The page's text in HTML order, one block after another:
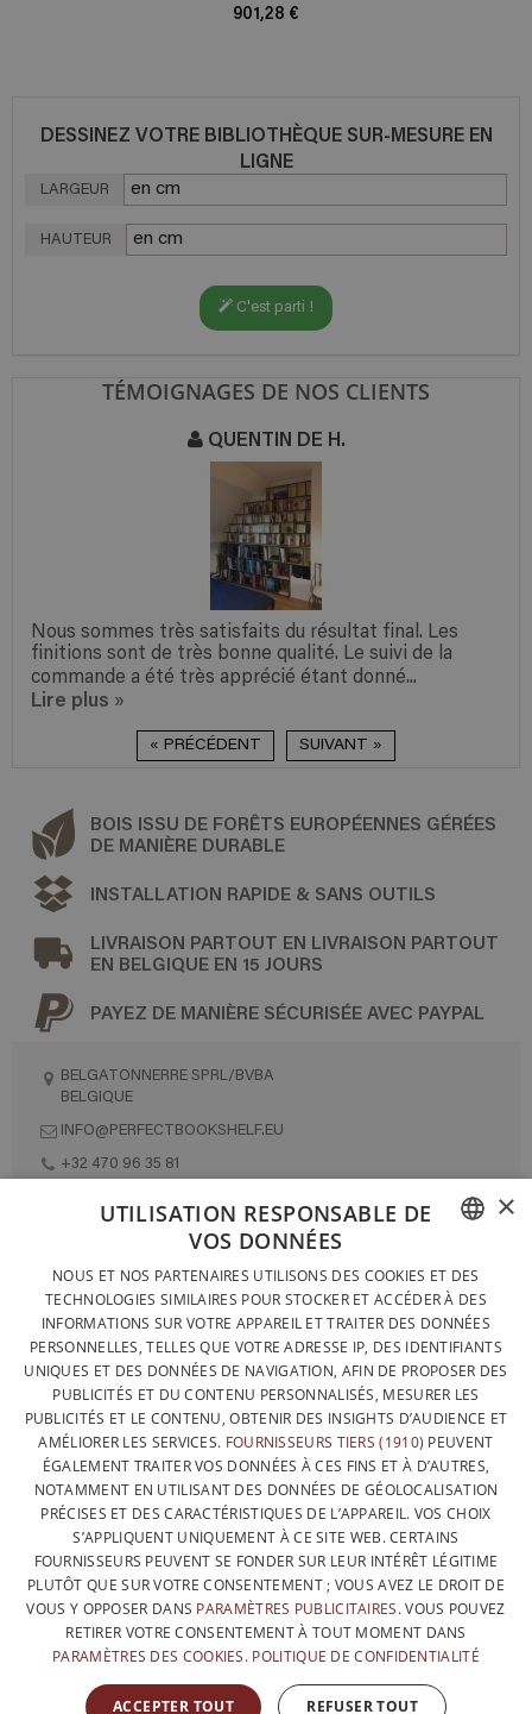
901,28 €
DESSINEZ VOTRE BIBLIOTHÈQUE SUR-MESURE EN
LIGNE
LARGEUR
HAUTEUR
C'est parti !
TÉMOIGNAGES DE NOS CLIENTS
QUENTIN DE H.
Nous sommes très satisfaits du résultat final. Les
finitions sont de très bonne qualité. Le suivi de la
commande a été très apprécié étant donné...
Lire plus »
« PRÉCÉDENT SUIVANT »
BOIS ISSU DE FORÊTS EUROPÉENNES GÉRÉES
DE MANIÈRE DURABLE
INSTALLATION RAPIDE & SANS OUTILS
LIVRAISON PARTOUT EN LIVRAISON PARTOUT
EN BELGIQUE EN 15 JOURS
PAYEZ DE MANIÈRE SÉCURISÉE AVEC PAYPAL
BELGATONNERRE SPRL/BVBA
BELGIQUE
INFO@PERFECTBOOKSHELF.EU
+32 470 96 35 81
CONTACTEZ-NOUS
PROTECTION DES DONNÉES
CONDITIONS GÉNÉRALES DE VENTE
SITEMAP
FRENCH
DUTCH
ENGLISH
×
UTILISATION RESPONSABLE DE
VOS DONNÉES
NOUS ET NOS PARTENAIRES UTILISONS DES COOKIES ET DES
TECHNOLOGIES SIMILAIRES POUR STOCKER ET ACCÉDER À DES
INFORMATIONS SUR VOTRE APPAREIL ET TRAITER DES DONNÉES
PERSONNELLES, TELLES QUE VOTRE ADRESSE IP, DES IDENTIFIANTS
UNIQUES ET DES DONNÉES DE NAVIGATION, AFIN DE PROPOSER DES
PUBLICITÉS ET DU CONTENU PERSONNALISÉS, MESURER LES
PUBLICITÉS ET LE CONTENU, OBTENIR DES INSIGHTS D’AUDIENCE ET
AMÉLIORER LES SERVICES. FOURNISSEURS TIERS (1910) PEUVENT
ÉGALEMENT TRAITER VOS DONNÉES À CES FINS ET À D’AUTRES,
NOTAMMENT EN UTILISANT DES DONNÉES DE GÉOLOCALISATION
PRÉCISES ET DES CARACTÉRISTIQUES DE L’APPAREIL. VOS CHOIX
S’APPLIQUENT UNIQUEMENT À CE SITE WEB. CERTAINS
FOURNISSEURS PEUVENT SE FONDER SUR LEUR INTÉRÊT LÉGITIME
PLUTÔT QUE SUR VOTRE CONSENTEMENT ; VOUS AVEZ LE DROIT DE
VOUS Y OPPOSER DANS PARAMÈTRES PUBLICITAIRES. VOUS POUVEZ
RETIRER VOTRE CONSENTEMENT À TOUT MOMENT DANS
PARAMÈTRES DES COOKIES. POLITIQUE DE CONFIDENTIALITÉ
ACCEPTER TOUT REFUSER TOUT